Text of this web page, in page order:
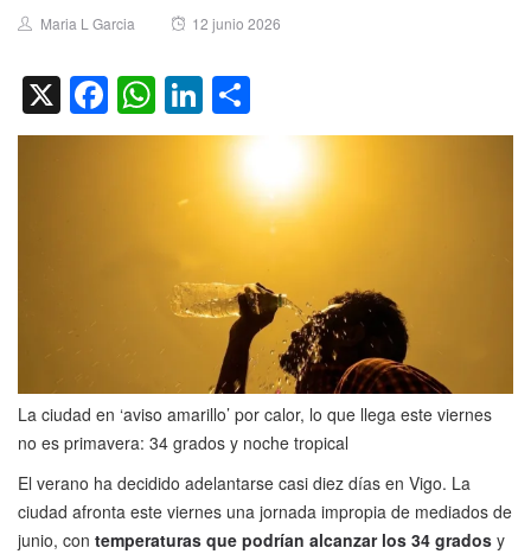
Author
Maria L Garcia
Posted
12 junio 2026
X Facebook
WhatsApp
LinkedIn
La ciudad en ‘aviso amarillo’ por calor, lo que llega este viernes
no es primavera: 34 grados y noche tropical
El verano ha decidido adelantarse casi diez días en Vigo. La
ciudad afronta este viernes una jornada impropia de mediados de
junio, con temperaturas que podrían alcanzar los 34 grados y